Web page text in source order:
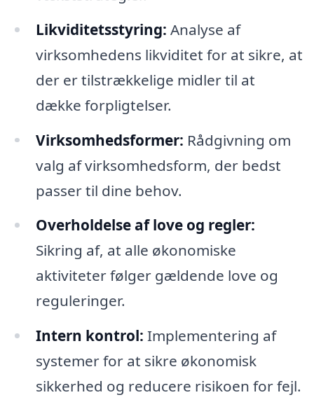
Likviditetsstyring: Analyse af
virksomhedens likviditet for at sikre, at
der er tilstrækkelige midler til at
dække forpligtelser.
Virksomhedsformer: Rådgivning om
valg af virksomhedsform, der bedst
passer til dine behov.
Overholdelse af love og regler:
Sikring af, at alle økonomiske
aktiviteter følger gældende love og
reguleringer.
Intern kontrol: Implementering af
systemer for at sikre økonomisk
sikkerhed og reducere risikoen for fejl.